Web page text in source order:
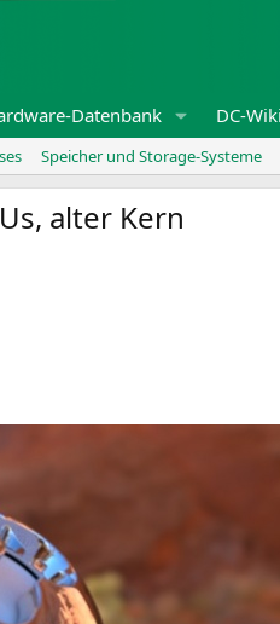
Datenbank DC-Wiki
Speicher und Storage-Systeme
alter Kern